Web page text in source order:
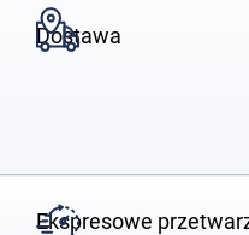
Dostawa
Ekspresowe